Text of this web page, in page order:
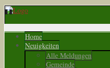
Home
Neuigkeiten
Alle Meldungen
Gemeinde